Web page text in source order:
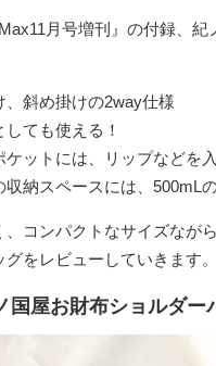
月号増刊』の付録、
、斜め掛けの2way仕様
しても使える！
ケットには、リップなどを
収納スペースには、500mL
、コンパクトなサイズなが
グをレビューしていきます。
国屋お財布ショルダ